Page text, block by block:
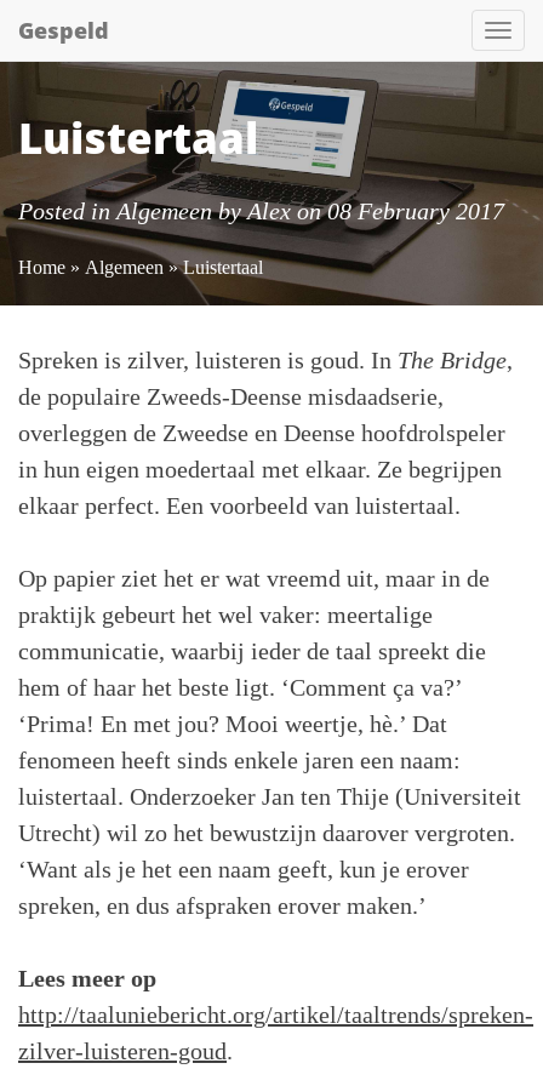
Gespeld
Luistertaal
Posted inAlgemeenbyAlexon 08 February 2017
Home » Algemeen» Luistertaal
Spreken is zilver, luisteren is goud. In The Bridge,
de populaire Zweeds-Deense misdaadserie,
overleggen de Zweedse en Deense hoofdrolspeler
in hun eigen moedertaal met elkaar. Ze begrijpen
elkaar perfect. Een voorbeeld van luistertaal.
Op papier ziet het er wat vreemd uit, maar in de
praktijk gebeurt het wel vaker: meertalige
communicatie, waarbij ieder de taal spreekt die
hem of haar het beste ligt. ‘Comment ça va?’
‘Prima! En met jou? Mooi weertje, hè.’ Dat
fenomeen heeft sinds enkele jaren een naam:
luistertaal. Onderzoeker Jan ten Thije (Universiteit
Utrecht) wil zo het bewustzijn daarover vergroten.
‘Want als je het een naam geeft, kun je erover
spreken, en dus afspraken erover maken.’
Lees meer op
http://taaluniebericht.org/artikel/taaltrends/spreken-
zilver-luisteren-goud.